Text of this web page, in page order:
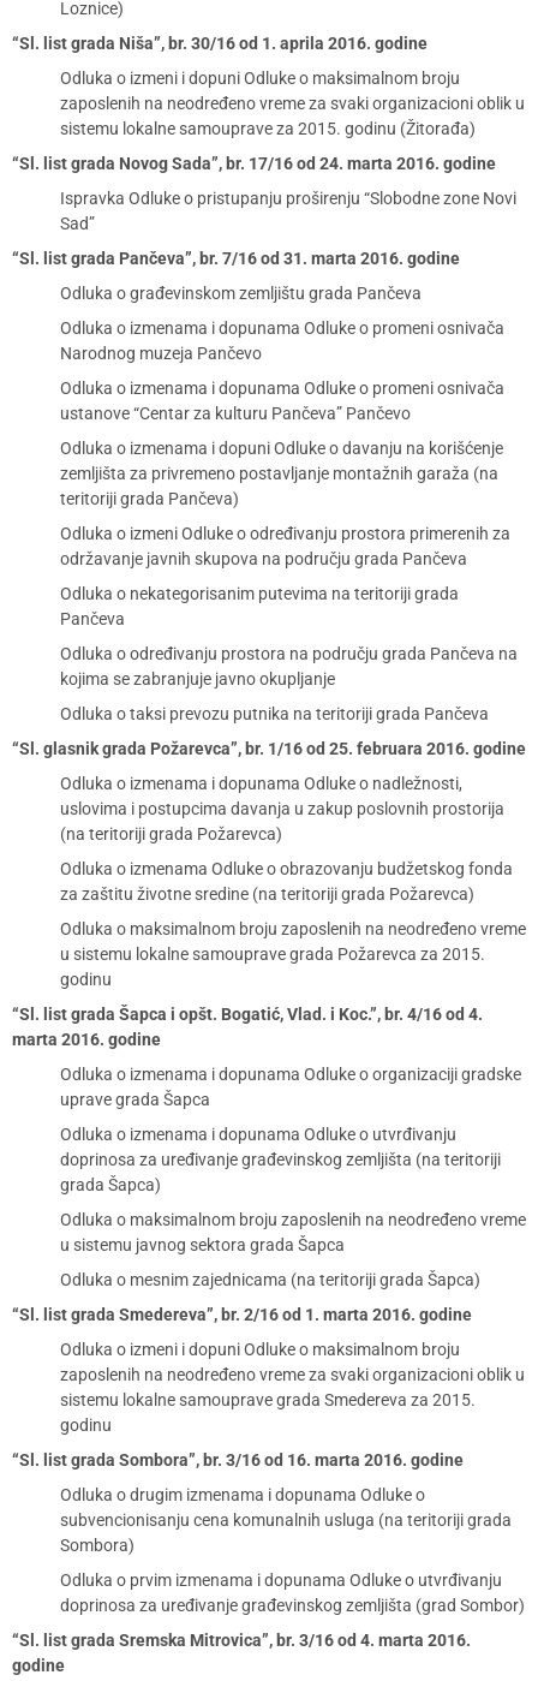
Loznice)
“Sl. list grada Niša”, br. 30/16 od 1. aprila 2016. godine
Odluka o izmeni i dopuni Odluke o maksimalnom broju
zaposlenih na neodređeno vreme za svaki organizacioni oblik u
sistemu lokalne samouprave za 2015. godinu (Žitorađa)
“Sl. list grada Novog Sada”, br. 17/16 od 24. marta 2016. godine
Ispravka Odluke o pristupanju proširenju “Slobodne zone Novi
Sad”
“Sl. list grada Pančeva”, br. 7/16 od 31. marta 2016. godine
Odluka o građevinskom zemljištu grada Pančeva
Odluka o izmenama i dopunama Odluke o promeni osnivača
Narodnog muzeja Pančevo
Odluka o izmenama i dopunama Odluke o promeni osnivača
ustanove “Centar za kulturu Pančeva” Pančevo
Odluka o izmenama i dopuni Odluke o davanju na korišćenje
zemljišta za privremeno postavljanje montažnih garaža (na
teritoriji grada Pančeva)
Odluka o izmeni Odluke o određivanju prostora primerenih za
održavanje javnih skupova na području grada Pančeva
Odluka o nekategorisanim putevima na teritoriji grada
Pančeva
Odluka o određivanju prostora na području grada Pančeva na
kojima se zabranjuje javno okupljanje
Odluka o taksi prevozu putnika na teritoriji grada Pančeva
“Sl. glasnik grada Požarevca”, br. 1/16 od 25. februara 2016. godine
Odluka o izmenama i dopunama Odluke o nadležnosti,
uslovima i postupcima davanja u zakup poslovnih prostorija
(na teritoriji grada Požarevca)
Odluka o izmenama Odluke o obrazovanju budžetskog fonda
za zaštitu životne sredine (na teritoriji grada Požarevca)
Odluka o maksimalnom broju zaposlenih na neodređeno vreme
u sistemu lokalne samouprave grada Požarevca za 2015.
godinu
“Sl. list grada Šapca i opšt. Bogatić, Vlad. i Koc.”, br. 4/16 od 4.
marta 2016. godine
Odluka o izmenama i dopunama Odluke o organizaciji gradske
uprave grada Šapca
Odluka o izmenama i dopunama Odluke o utvrđivanju
doprinosa za uređivanje građevinskog zemljišta (na teritoriji
grada Šapca)
Odluka o maksimalnom broju zaposlenih na neodređeno vreme
u sistemu javnog sektora grada Šapca
Odluka o mesnim zajednicama (na teritoriji grada Šapca)
“Sl. list grada Smedereva”, br. 2/16 od 1. marta 2016. godine
Odluka o izmeni i dopuni Odluke o maksimalnom broju
zaposlenih na neodređeno vreme za svaki organizacioni oblik u
sistemu lokalne samouprave grada Smedereva za 2015.
godinu
“Sl. list grada Sombora”, br. 3/16 od 16. marta 2016. godine
Odluka o drugim izmenama i dopunama Odluke o
subvencionisanju cena komunalnih usluga (na teritoriji grada
Sombora)
Odluka o prvim izmenama i dopunama Odluke o utvrđivanju
doprinosa za uređivanje građevinskog zemljišta (grad Sombor)
“Sl. list grada Sremska Mitrovica”, br. 3/16 od 4. marta 2016.
godine